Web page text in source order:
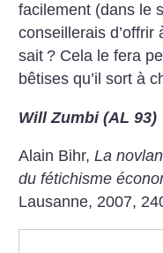
facilement (dans le
conseillerais
sait ? Cela le fera
bêtises qu’il sort à
Will Zumbi (AL 93)
Alain Bihr,La
du fétichisme
Lausanne, 2007,